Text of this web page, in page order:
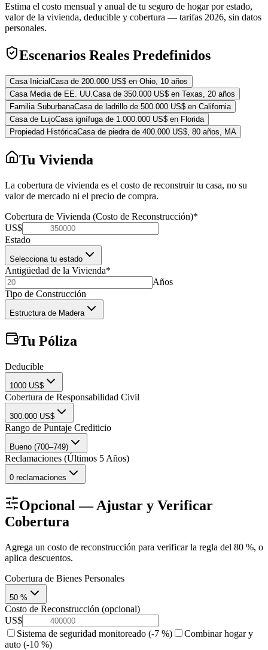
Estima el costo mensual y anual de tu seguro de hogar por estado,
valor de la vivienda, deducible y cobertura — tarifas 2026, sin datos
personales.
Escenarios Reales Predefinidos
Casa InicialCasa de 200.000 US$ en Ohio, 10 años
Casa Media de EE. UU.Casa de 350.000 US$ en Texas, 20 años
Familia SuburbanaCasa de ladrillo de 500.000 US$ en California
Casa de LujoCasa ignífuga de 1.000.000 US$ en Florida
Propiedad HistóricaCasa de piedra de 400.000 US$, 80 años, MA
Tu Vivienda
La cobertura de vivienda es el costo de reconstruir tu casa, no su
valor de mercado ni el precio de compra.
Cobertura de Vivienda (Costo de Reconstrucción)*
US$
Estado
Selecciona tu estado
Antigüedad de la Vivienda*
Años
Tipo de Construcción
Estructura de Madera
Tu Póliza
Deducible
1000 US$
Cobertura de Responsabilidad Civil
300.000 US$
Rango de Puntaje Crediticio
Bueno (700–749)
Reclamaciones (Últimos 5 Años)
0 reclamaciones
Opcional — Ajustar y Verificar
Cobertura
Agrega un costo de reconstrucción para verificar la regla del 80 %, o
aplica descuentos.
Cobertura de Bienes Personales
50 %
Costo de Reconstrucción (opcional)
US$
Sistema de seguridad monitoreado (-7 %)
Combinar hogar y
auto (-10 %)